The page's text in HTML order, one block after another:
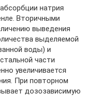
натрия
Вторичными
выведения
выделяемой
воды) и
части
увеличивается
При повторном
дозозависимую